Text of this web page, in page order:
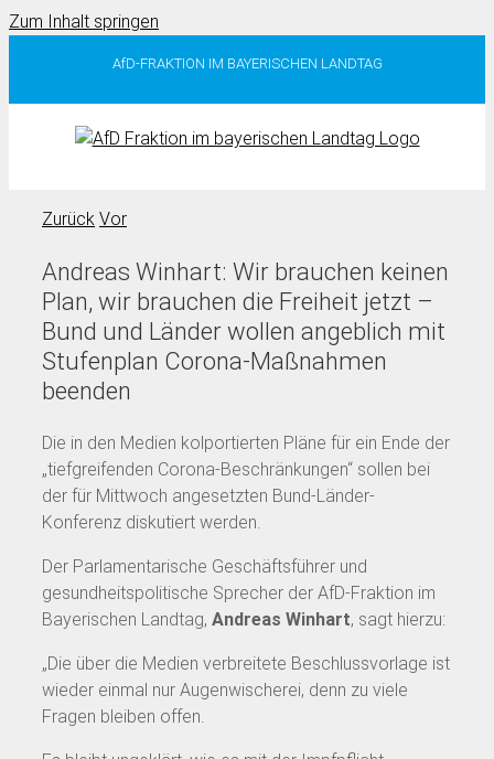
Zum Inhalt springen
AfD-FRAKTION IM BAYERISCHEN LANDTAG
Zurück Vor
Andreas Winhart: Wir brauchen keinen
Plan, wir brauchen die Freiheit jetzt –
Bund und Länder wollen angeblich mit
Stufenplan Corona-Maßnahmen
beenden
Die in den Medien kolportierten Pläne für ein Ende der
„tiefgreifenden Corona-Beschränkungen“ sollen bei
der für Mittwoch angesetzten Bund-Länder-
Konferenz diskutiert werden.
Der Parlamentarische Geschäftsführer und
gesundheitspolitische Sprecher der AfD-Fraktion im
Bayerischen Landtag, Andreas Winhart, sagt hierzu:
„Die über die Medien verbreitete Beschlussvorlage ist
wieder einmal nur Augenwischerei, denn zu viele
Fragen bleiben offen.